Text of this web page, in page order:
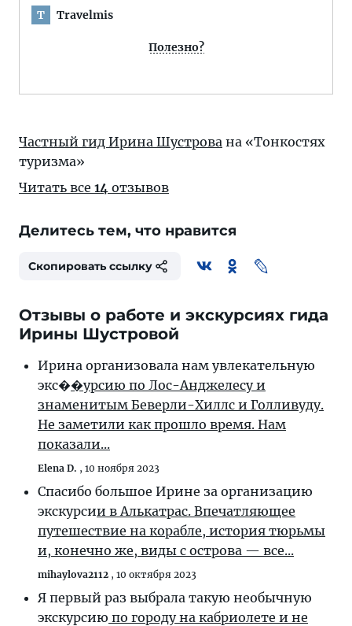
T Travelmis
Полезно?
Частный гид Ирина Шустрова на «Тонкостях
туризма»
Читать все 14 отзывов
Делитесь тем, что нравится
Скопировать ссылку
Отзывы о работе и экскурсиях гида
Ирины Шустровой
Ирина организовала нам увлекательную
экс��урсию по Лос-Анджелесу и
знаменитым Беверли-Хиллс и Голливуду.
Не заметили как прошло время. Нам
показали...
Elena D. , 10 ноября 2023
Спасибо большое Ирине за организацию
экскурсии в Алькатрас. Впечатляющее
путешествие на корабле, история тюрьмы
и, конечно же, виды с острова — все...
mihaylova2112 , 10 октября 2023
Я первый раз выбрала такую необычную
экскурсию по городу на кабриолете и не